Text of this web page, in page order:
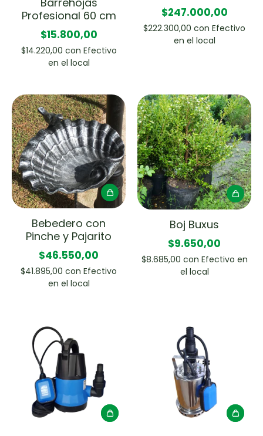
Profesional 60 cm
$15.800,00
$14.220,00 con Efectivo
en el local
$247.000,00
$222.300,00 con Efectivo
en el local
Bebedero con
Pinche y Pajarito
$46.550,00
$41.895,00 con Efectivo
en el local
Boj Buxus
$9.650,00
$8.685,00 con Efectivo en
el local